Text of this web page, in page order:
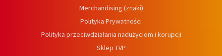
Merchandising (znaki)
Polityka Prywatności
Polityka przeciwdziałania nadużyciom i korupcji
Sklep TVP